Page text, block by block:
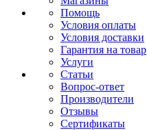
Помощь
Условия оплаты
Условия доставки
Гарантия на товар
Услуги
Статьи
Вопрос-ответ
Производители
Отзывы
Сертификаты